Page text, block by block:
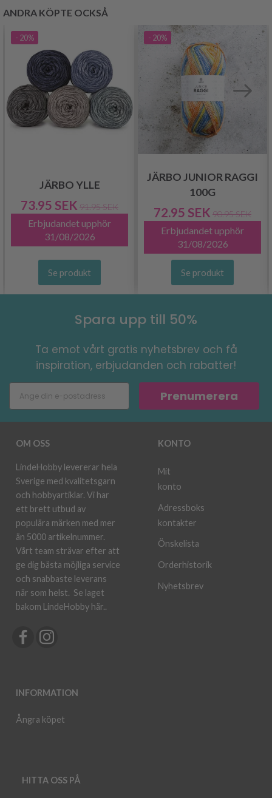
ANDRA KÖPTE OCKSÅ
- 20%
JÄRBO YLLE
73.95 SEK 91.95 SEK
Erbjudandet upphör
31/08/2026
Se produkt
- 20%
JÄRBO JUNIOR RAGGI
100G
72.95 SEK 90.95 SEK
Erbjudandet upphör
31/08/2026
Se produkt
Spara upp till 50%
Ta emot vårt gratis nyhetsbrev och få
inspiration, erbjudanden och rabatter!
Prenumerera
OM OSS
LindeHobby levererar hela
Sverige med kvalitetsgarn
och hobbyartiklar. Vi har
ett brett utbud av
populära märken med mer
än 5000 artikelnummer.
Vårt team strävar efter att
ge dig bästa möjliga service
och snabbaste leverans
när som helst. Se laget
bakom LindeHobby här..
INFORMATION
Ångra köpet
KONTO
Mit
konto
Adressboks
kontakter
Önskelista
Orderhistorik
Nyhetsbrev
HITTA OSS PÅ